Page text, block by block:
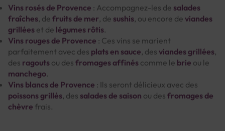
Vins rosés de Provence : Accompagnez-les de salades
fraîches, de fruits de mer, de sushis, ou encore de viandes
grillées et de légumes rôtis.
Vins rouges de Provence : Ces vins se marient
parfaitement avec des plats en sauce, des viandes grillées,
des ragouts ou des fromages affinés comme le brie ou le
manchego.
Vins blancs de Provence : Ils seront délicieux avec des
poissons grillés, des salades de saison ou des fromages de
chèvre frais.